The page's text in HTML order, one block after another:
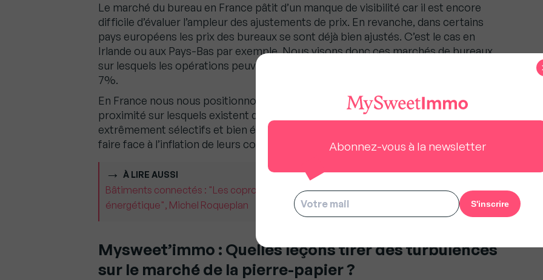
Le marché du bureau en France pâtit d’un manque de visibilité car il est encore
difficile d’évaluer l’ampleur des ajustements de prix. En revanche, dans certains
pays européens les prix des bureaux se sont déjà bien ajustés. C’est le cas en
Irlande ou aux Pays-Bas par exemple. Nous visons donc ces marchés de bureaux,
sur lesquels les opérations peuvent afficher des taux de rendement supérieurs à
7%.
En France nous nous positionnons actuellement sur certains commerces de
proximité sur lesquels existent de fortes opportunités. Toutefois il faut être
extrêmement sélectifs et bien étudier la solidité des locataires, qui doivent pouvoir
faire face à l’inflation de leurs coûts et charges.
À LIRE AUSSI
Bâtiments connectés : "Les copropriétés, grandes oubliées de la transition
énergétique", Michel Roqueplan
Mysweet’immo : Quelles leçons tirer des turbulences
sur le marché de la pierre-papier ?
Abonnez-vous à la newsletter